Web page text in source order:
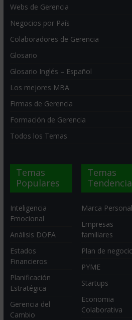
Webs de Gerencia
Negocios por País
Colaboradores de Gerencia
Glosario
Glosario Inglés – Español
Los mejores MBA
Firmas de Gerencia
Formación de Gerencia
Todos los Temas
Temas
Populares
Inteligencia
Emocional
Análisis DOFA
Estados
Financieros
Planificación
Estratégica
Gerencia del
Cambio
Temas
Tendencia
Marca Personal
Empresas
familiares
Plan de
PYME
Startups
Economia
Colaborativa